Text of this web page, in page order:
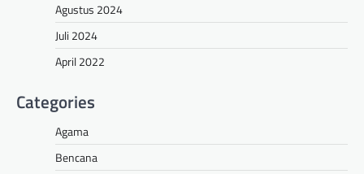
Agustus 2024
Juli 2024
April 2022
Categories
Agama
Bencana